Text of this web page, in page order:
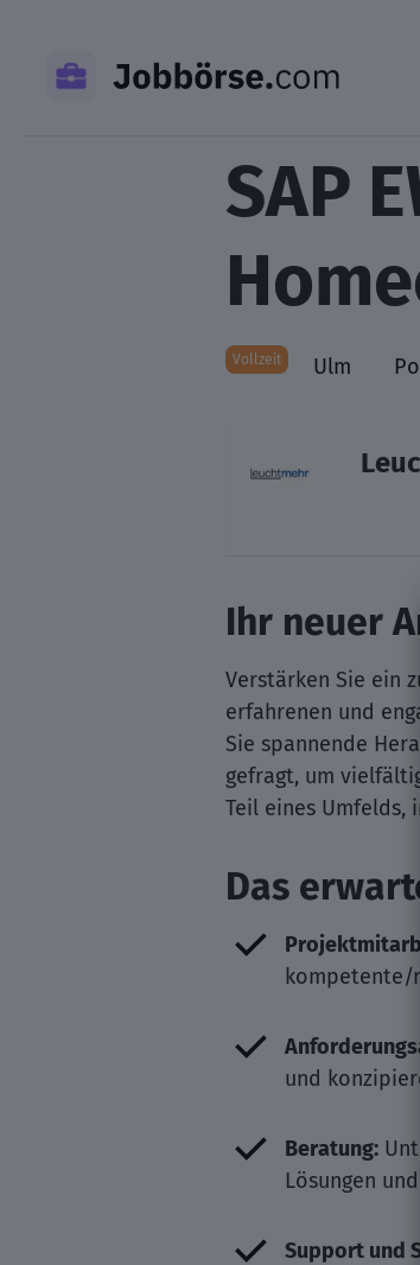
SAP
Vollzeit Ulm
Ihr neuer
Verstärken Sie ein
erfahrenen und
Sie spannende
gefragt, um
Teil eines Umfelds,
Das
kompetente/
und
Beratung:
Lösungen
Support und